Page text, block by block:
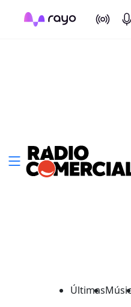
On Air
Últimas